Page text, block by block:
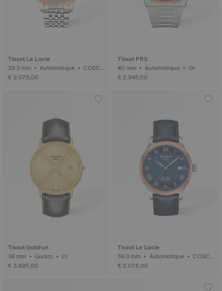
Tissot Le Locle
39.3 mm • Automatique • COSC
• Or
€ 2.075,00
Tissot PRX
40 mm • Automatique • Or
€ 2.345,00
Tissot Goldrun
38 mm • Quartz • Or
€ 3.695,00
Tissot Le Locle
39.3 mm • Automatique • COSC
• Or
€ 2.075,00